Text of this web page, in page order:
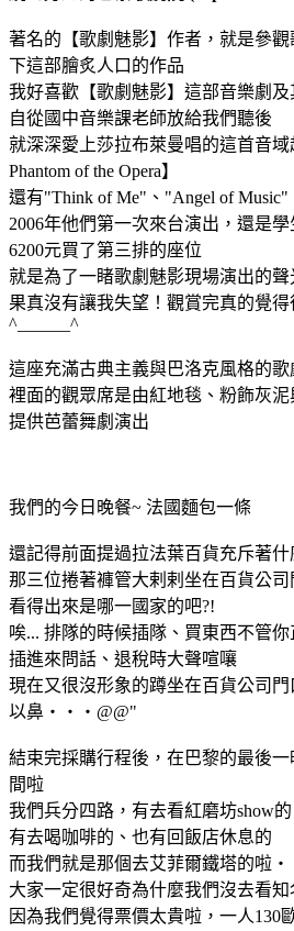
著名的【歌劇魅影】作者，就是參
下這部膾炙人口的作品
我好喜歡【歌劇魅影】這部音樂劇
自從國中音樂課老師放給我們聽後
就深深愛上莎拉布萊曼唱的這首音
Phantom of the Opera】
還有"Think of Me"、"Angel of
2006年他們第一次來台演出，還是
6200元買了第三排的座位
就是為了一睹歌劇魅影現場演出的
果真沒有讓我失望！觀賞完真的覺
^______^
這座充滿古典主義與巴洛克風格的歌
裡面的觀眾席是由紅地毯、粉飾灰
提供芭蕾舞劇演出
我們的今日晚餐~ 法國麵包一條
還記得前面提過拉法葉百貨充斥著什
那三位捲著褲管大剌剌坐在百貨公
看得出來是哪一國家的吧?!
唉... 排隊的時候插隊、買東西不管
插進來問話、退稅時大聲喧嚷
現在又很沒形象的蹲坐在百貨公司
以鼻‧‧‧@@"
結束完採購行程後，在巴黎的最後
間啦
我們兵分四路，有去看紅磨坊show
有去喝咖啡的、也有回飯店休息的
而我們就是那個去艾菲爾鐵塔的啦
大家一定很好奇為什麼我們沒去看知
因為我們覺得票價太貴啦，一人130